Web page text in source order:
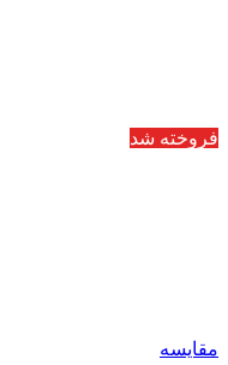
فروخته شد
مقایسه